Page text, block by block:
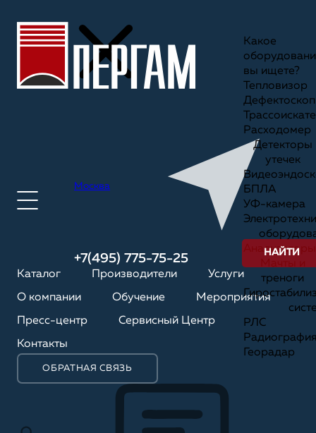
Москва
+7(495) 775-75-25
Каталог Производители Услуги
О компании Обучение Мероприятия
Пресс-центр Сервисный Центр
Контакты
ОБРАТНАЯ СВЯЗЬ
Какое
вы ищете?
Тепловизор
Дефектоскоп
Расходомер
Детекторы
утечек
БПЛА
УФ-камера
Анализаторы
треноги
РЛС
Георадар
НАЙТИ